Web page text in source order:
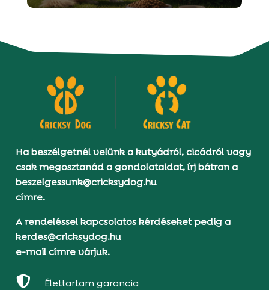
Ha beszélgetnél velünk a kutyádról, cicádról vagy
csak megosztanád a gondolataidat, írj bátran a
beszelgessunk@cricksydog.hu
címre.
A rendeléssel kapcsolatos kérdéseket pedig a
kerdes@cricksydog.hu
e-mail címre várjuk.
 Élettartam garancia